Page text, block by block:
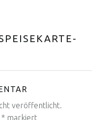
veröffentlicht.
*markiert